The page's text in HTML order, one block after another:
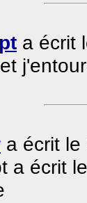
a écrit
a écrit
a écrit